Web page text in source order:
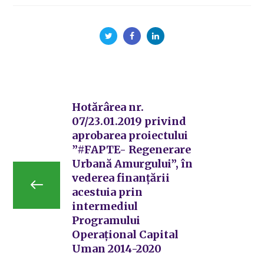
Hotărârea nr.
07/23.01.2019 privind
aprobarea proiectului
”#FAPTE- Regenerare
Urbană Amurgului”, în
vederea finanțării
acestuia prin
intermediul
Programului
Operațional Capital
Uman 2014-2020